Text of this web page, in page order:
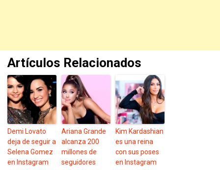
Artículos Relacionados
Demi Lovato
deja de seguir a
Selena Gomez
en Instagram
Ariana Grande
alcanza 200
millones de
seguidores
Kim Kardashian
es una reina
con sus poses
en Instagram